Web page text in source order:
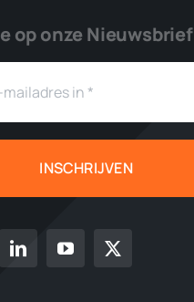
op onze Nieuwsbrief
INSCHRIJVEN